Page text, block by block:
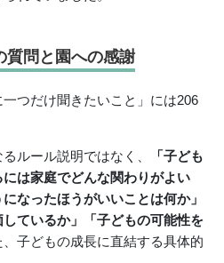
質問と園への感謝
つだけ聞きたいこと」には206
ルール説明ではなく、
「子ども
は家庭でどんな関わりがよい
なったほうがいいことは何か」
しているか」「子どもの可能性を
、子どもの成長に直結する具体的